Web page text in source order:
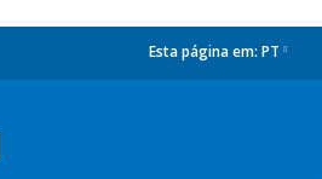
Esta página em: PT